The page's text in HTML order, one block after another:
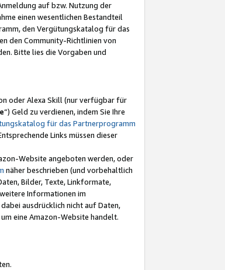
auf bzw. Nutzung der
einen wesentlichen Bestandteil
den Vergütungskatalog für das
den Community-Richtlinien von
Bitte lies die Vorgaben und
oder Alexa Skill (nur verfügbar für
“) Geld zu verdienen, indem Sie Ihre
für das Partnerprogramm
Links müssen dieser
Website angeboten werden, oder
näher beschrieben (und vorbehaltlich
Bilder, Texte, Linkformate,
Informationen im
ausdrücklich nicht auf Daten,
eine Amazon-Website handelt.